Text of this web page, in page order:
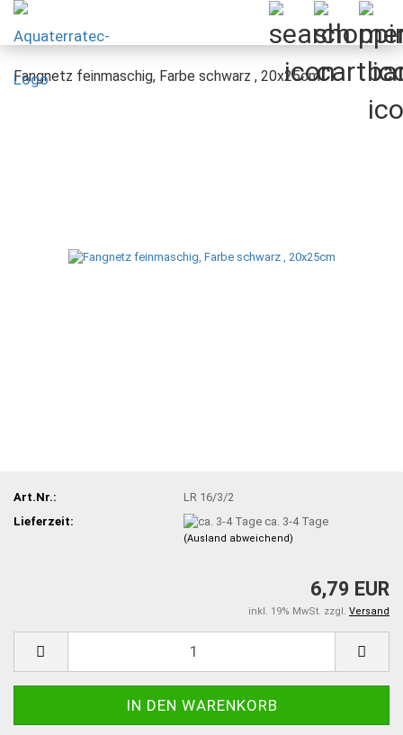
Fangnetz feinmaschig, Farbe schwarz , 20x25cm
Art.Nr.:
LR 16/3/2
Lieferzeit:
ca. 3-4 Tage
(Ausland abweichend)
6,79 EUR
inkl. 19% MwSt. zzgl. Versand